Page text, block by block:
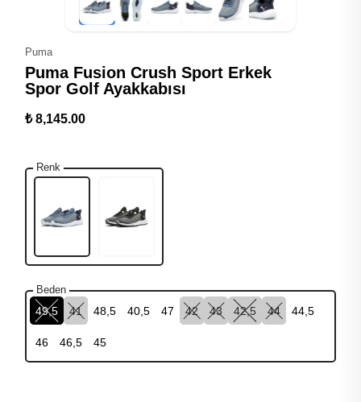
Puma
Puma Fusion Crush Sport Erkek
Spor Golf Ayakkabısı
₺ 8,145.00
Renk
Beden
49,5 41 48,5 40,5 47 42 43 42,5 44 44,5
46 46,5 45